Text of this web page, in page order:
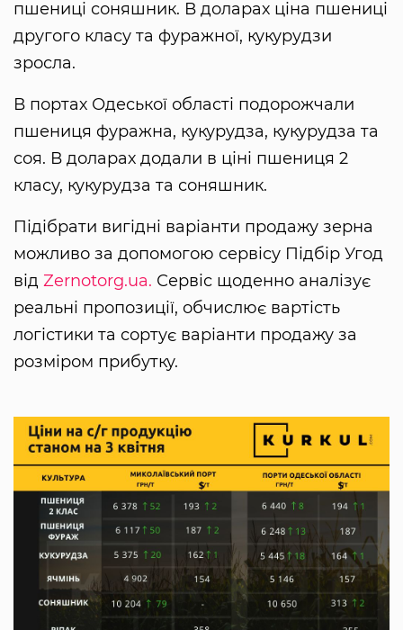
пшениці соняшник. В доларах ціна пшениці
другого класу та фуражної, кукурудзи
зросла.
В портах Одеської області подорожчали
пшениця фуражна, кукурудза, кукурудза та
соя. В доларах додали в ціні пшениця 2
класу, кукурудза та соняшник.
Підібрати вигідні варіанти продажу зерна
можливо за допомогою сервісу Підбір Угод
від Zernotorg.ua. Сервіс щоденно аналізує
реальні пропозиції, обчислює вартість
логістики та сортує варіанти продажу за
розміром прибутку.